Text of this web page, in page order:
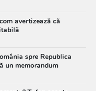
avertizează că
spre Republica
un memorandum